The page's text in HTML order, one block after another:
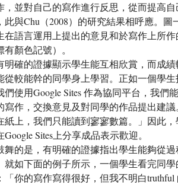
，並對自己的寫作進行反思，從而提高
此與Chu（2008）的研究結果相呼應。圖
在語言運用上提出的意見和於寫作上所
顏色記號）。
明確的證據顯示學生能互相欣賞，而成
從較能幹的同學身上學習。正如一個學
們使用Google Sites 作為協同平台，我們
寫作，交換意見及對同學的作品提出建
紙上，我們只能讀到寥寥數篇。」因此
Sites上分享成品表示歡迎。
舞的是，有明確的證據指出學生能夠從
就如下面的例子所示，一個學生看完同
「你的寫作寫得很好，但我不明白truthful